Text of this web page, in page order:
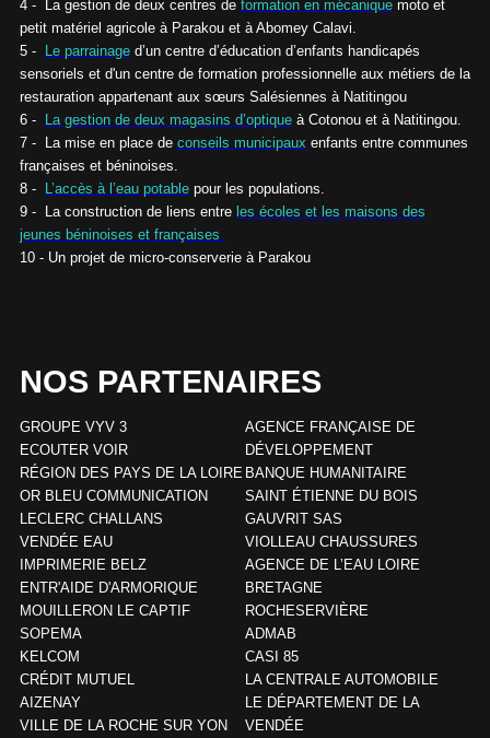
4 - La gestion de deux centres de formation en mécaniquemoto et
petit matériel agricole à Parakou et à Abomey Calavi.
5 - Le parrainaged’un centre d’éducation d’enfants handicapés
sensoriels et d'un centre de formation professionnelle aux métiers de la
restauration appartenant aux sœurs Salésiennes à Natitingou
6 - La gestion de deux magasins d’optiqueà Cotonou et à Natitingou.
7 - La mise en place de conseils municipaux enfants entre communes
françaises et béninoises.
8 - L’accès à l’eau potablepour les populations.
9 - La construction de liens entre les écoles et les maisons des
jeunes béninoises et françaises
10 - Un projet de micro-conserverie à Parakou
NOS PARTENAIRES
GROUPE VYV 3
ECOUTER VOIR
RÉGION DES PAYS DE LA LOIRE
OR BLEU COMMUNICATION
LECLERC CHALLANS
VENDÉE EAU
IMPRIMERIE BELZ
ENTR'AIDE D'ARMORIQUE
MOUILLERON LE CAPTIF
SOPEMA
KELCOM
CRÉDIT MUTUEL
AIZENAY
VILLE DE LA ROCHE SUR YON
AGENCE FRANÇAISE DE
DÉVELOPPEMENT
BANQUE HUMANITAIRE
SAINT ÉTIENNE DU BOIS
GAUVRIT SAS
VIOLLEAU CHAUSSURES
AGENCE DE L’EAU LOIRE
BRETAGNE
ROCHESERVIÈRE
ADMAB
CASI 85
LA CENTRALE AUTOMOBILE
LE DÉPARTEMENT DE LA
VENDÉE